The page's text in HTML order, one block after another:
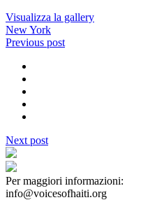
Visualizza la gallery
New York
Previous post
Next post
Per maggiori informazioni:
info@voicesofhaiti.org